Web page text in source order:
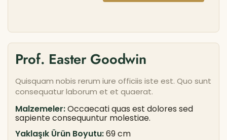
Prof. Easter Goodwin
Quisquam nobis rerum iure officiis iste est. Quo sunt
consequatur laborum et et quaerat.
Malzemeler:Occaecati quas est dolores sed
sapiente consequuntur molestiae.
Yaklaşık Ürün Boyutu:69 cm